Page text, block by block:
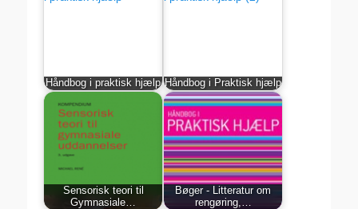
Håndbog i praktisk hjælp Håndbog i Praktisk hjælp
Sensorisk teori til
Gymnasiale…
Bøger - Litteratur om
rengøring,…